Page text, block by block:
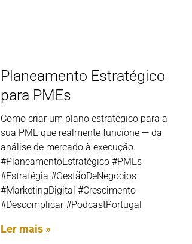
Planeamento Estratégico
para PMEs
Como criar um plano estratégico para a
sua PME que realmente funcione — da
análise de mercado à execução.
#PlaneamentoEstratégico #PMEs
#Estratégia #GestãoDeNegócios
#MarketingDigital #Crescimento
#Descomplicar #PodcastPortugal
Ler mais »